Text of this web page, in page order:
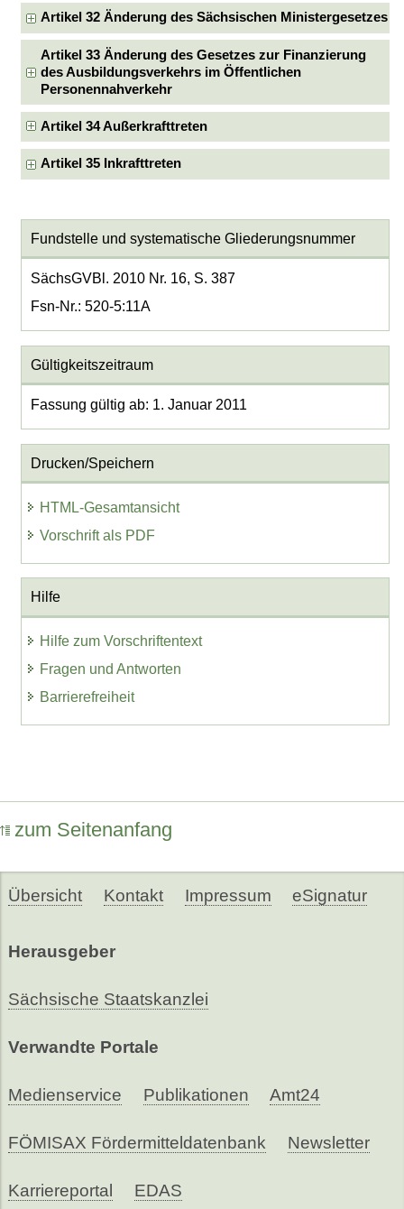
Artikel 32 Änderung des Sächsischen Ministergesetzes
Artikel 33 Änderung des Gesetzes zur Finanzierung
des Ausbildungsverkehrs im Öffentlichen
Personennahverkehr
Artikel 34 Außerkrafttreten
Artikel 35 Inkrafttreten
Fundstelle und systematische Gliederungsnummer
SächsGVBl. 2010 Nr. 16, S. 387
Fsn-Nr.: 520-5:11A
Gültigkeitszeitraum
Fassung gültig ab: 1. Januar 2011
Drucken/Speichern
HTML-Gesamtansicht
Vorschrift als PDF
Hilfe
Hilfe zum Vorschriftentext
Fragen und Antworten
Barrierefreiheit
zum Seitenanfang
Übersicht Kontakt Impressum eSignatur
Herausgeber
Sächsische Staatskanzlei
Verwandte Portale
Medienservice Publikationen Amt24
FÖMISAX Fördermitteldatenbank Newsletter
Karriereportal EDAS